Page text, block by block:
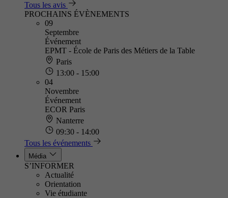
Tous les avis
PROCHAINS ÉVÈNEMENTS
09
Septembre
Événement
EPMT - École de Paris des Métiers de la Table
Paris
13:00 - 15:00
04
Novembre
Événement
ECOR Paris
Nanterre
09:30 - 14:00
Tous les événements
Média
S’INFORMER
Actualité
Orientation
Vie étudiante